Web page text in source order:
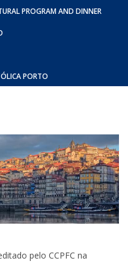
PROGRAM AND DINNER
PORTO
pelo CCPFC na